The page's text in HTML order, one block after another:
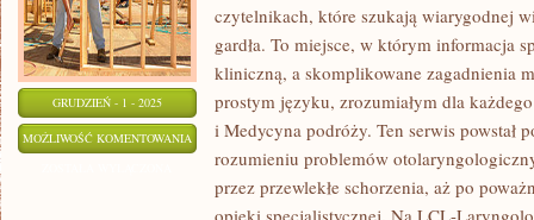
GRUDZIEŃ - 1 - 2025
MOŻLIWOŚĆ KOMENTOWANIA ORTOPEDIA
TRAUMATOLOGIA
czytelnikach, które szukają wiarygodnej
gardła. To miejsce, w którym informacja
kliniczną, a skomplikowane zagadnienia
prostym języku, zrozumiałym dla
i Medycyna podróży. Ten serwis powstał
rozumieniu problemów
przez przewlekłe schorzenia, aż po
opieki specjalistycznej. Na LCL-